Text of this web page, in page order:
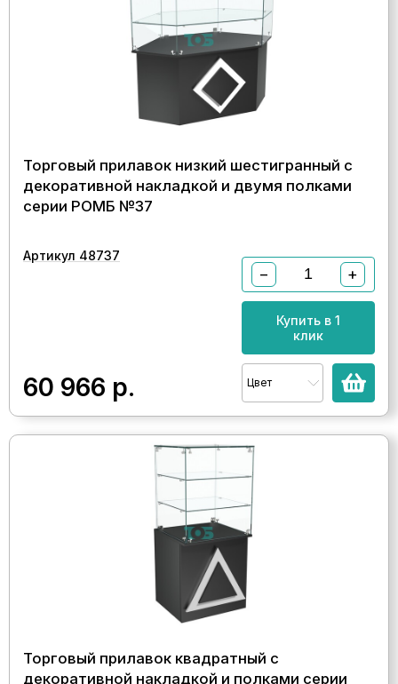
Торговый прилавок низкий шестигранный с
декоративной накладкой и двумя полками
серии РОМБ №37
Артикул 48737
60 966 р.
− +
Купить в 1
клик
Цвет
Торговый прилавок квадратный с
декоративной накладкой и полками серии